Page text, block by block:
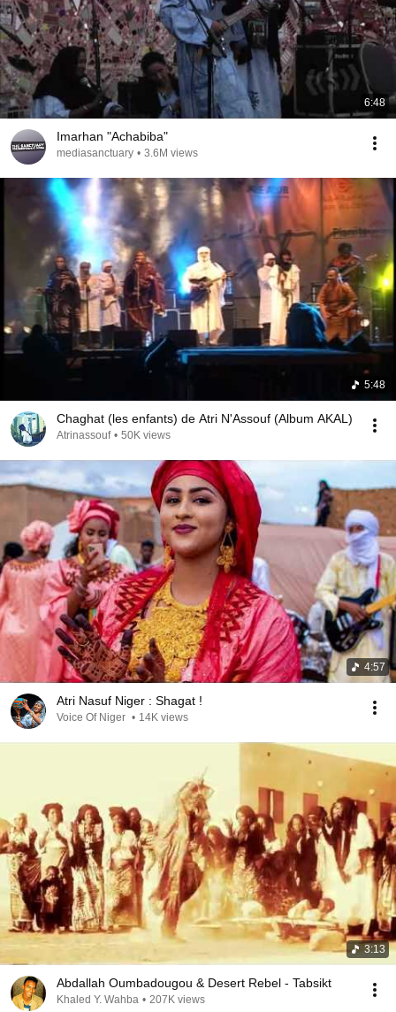
6:48
Imarhan "Achabiba"
mediasanctuary • 3.6M views
5:48
Chaghat (les enfants) de Atri N'Assouf (Album AKAL)
Atrinassouf • 50K views
4:57
Atri Nasuf Niger : Shagat !
Voice Of Niger • 14K views
3:13
Abdallah Oumbadougou & Desert Rebel - Tabsikt
Khaled Y. Wahba • 207K views